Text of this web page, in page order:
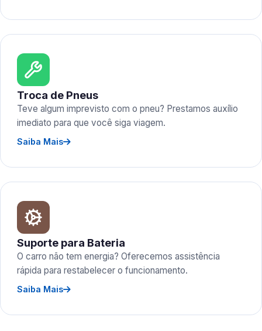
Troca de Pneus
Teve algum imprevisto com o pneu? Prestamos auxílio
imediato para que você siga viagem.
Saiba Mais
Suporte para Bateria
O carro não tem energia? Oferecemos assistência
rápida para restabelecer o funcionamento.
Saiba Mais